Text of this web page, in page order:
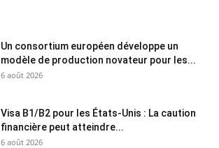
Un consortium européen développe un
modèle de production novateur pour les...
6 août 2026
Visa B1/B2 pour les États-Unis : La caution
financière peut atteindre...
6 août 2026